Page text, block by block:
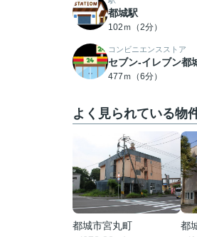
都城駅
102ｍ（2分）
コンビニエンスストア
セブン-イレブン都
477ｍ（6分）
よく見られている物
都城市宮丸町
都